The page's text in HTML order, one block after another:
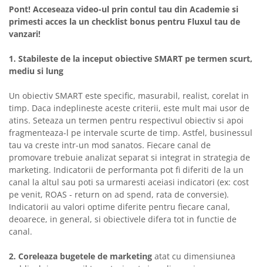
Pont! Acceseaza video-ul prin contul tau din Academie si
primesti acces la un checklist bonus pentru Fluxul tau de
vanzari!
1. Stabileste de la inceput obiective SMART pe termen scurt,
mediu si lung
Un obiectiv SMART este specific, masurabil, realist, corelat in
timp. Daca indeplineste aceste criterii, este mult mai usor de
atins. Seteaza un termen pentru respectivul obiectiv si apoi
fragmenteaza-l pe intervale scurte de timp. Astfel, businessul
tau va creste intr-un mod sanatos. Fiecare canal de
promovare trebuie analizat separat si integrat in strategia de
marketing. Indicatorii de performanta pot fi diferiti de la un
canal la altul sau poti sa urmaresti aceiasi indicatori (ex: cost
pe venit, ROAS - return on ad spend, rata de conversie).
Indicatorii au valori optime diferite pentru fiecare canal,
deoarece, in general, si obiectivele difera tot in functie de
canal.
2. Coreleaza bugetele de marketing atat cu dimensiunea